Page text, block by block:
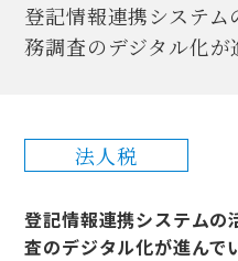
登記情報連携システ
務調査のデジタル化
法人税
登記情報連携システムの
査のデジタル化が進んで